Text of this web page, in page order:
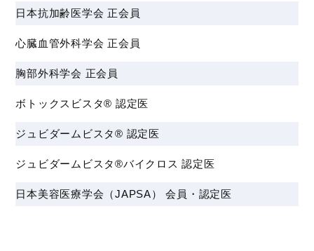
日本抗加齢医学会 正会員
心臓血管外科学会 正会員
胸部外科学会 正会員
ボトックスビスタ® 認定医
ジュビダームビスタ® 認定医
ジュビダームビスタ®バイクロス 認定医
日本美容医療学会（JAPSA） 会員・認定医